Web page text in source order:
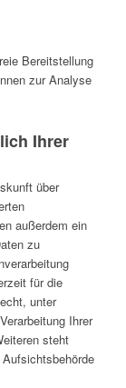
Bereitstellung
zur Analyse
Ihrer
über
außerdem ein
zu
für die
unter
Ihrer
steht